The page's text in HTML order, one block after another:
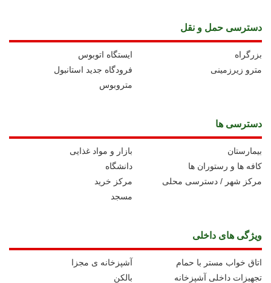
دسترسی حمل و نقل
ايستگاه اتوبوس
بزرگراه
فرودگاه جدید استانبول
مترو زیرزمینی
متروبوس
دسترسی ها
بازار و مواد غذایی
بیمارستان
دانشگاه
کافه ها و رستوران ها
مرکز خرید
مرکز شهر / دسترسی محلی
مسجد
ویژگی های داخلی
آشپزخانه ی مجزا
اتاق خواب مستر با حمام
بالکن
تجهیزات داخلی آشپزخانه